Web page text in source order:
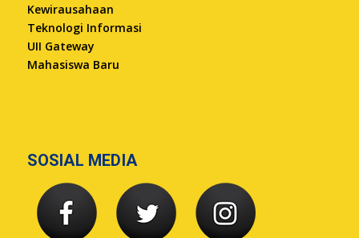
Kewirausahaan
Teknologi Informasi
UII Gateway
Mahasiswa Baru
SOSIAL MEDIA